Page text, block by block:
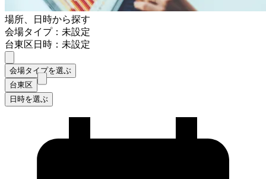
場所、日時から探す
会場タイプ：未設定
台東区日時：未設定
会場タイプを選ぶ
台東区
日時を選ぶ